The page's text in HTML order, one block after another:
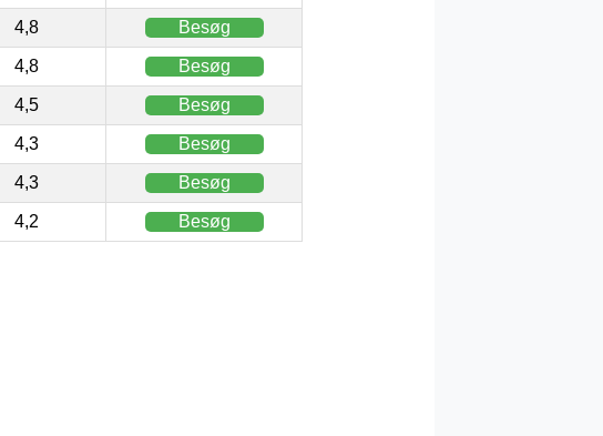
4,8 Besøg
4,8 Besøg
4,5 Besøg
4,3 Besøg
4,3 Besøg
4,2 Besøg